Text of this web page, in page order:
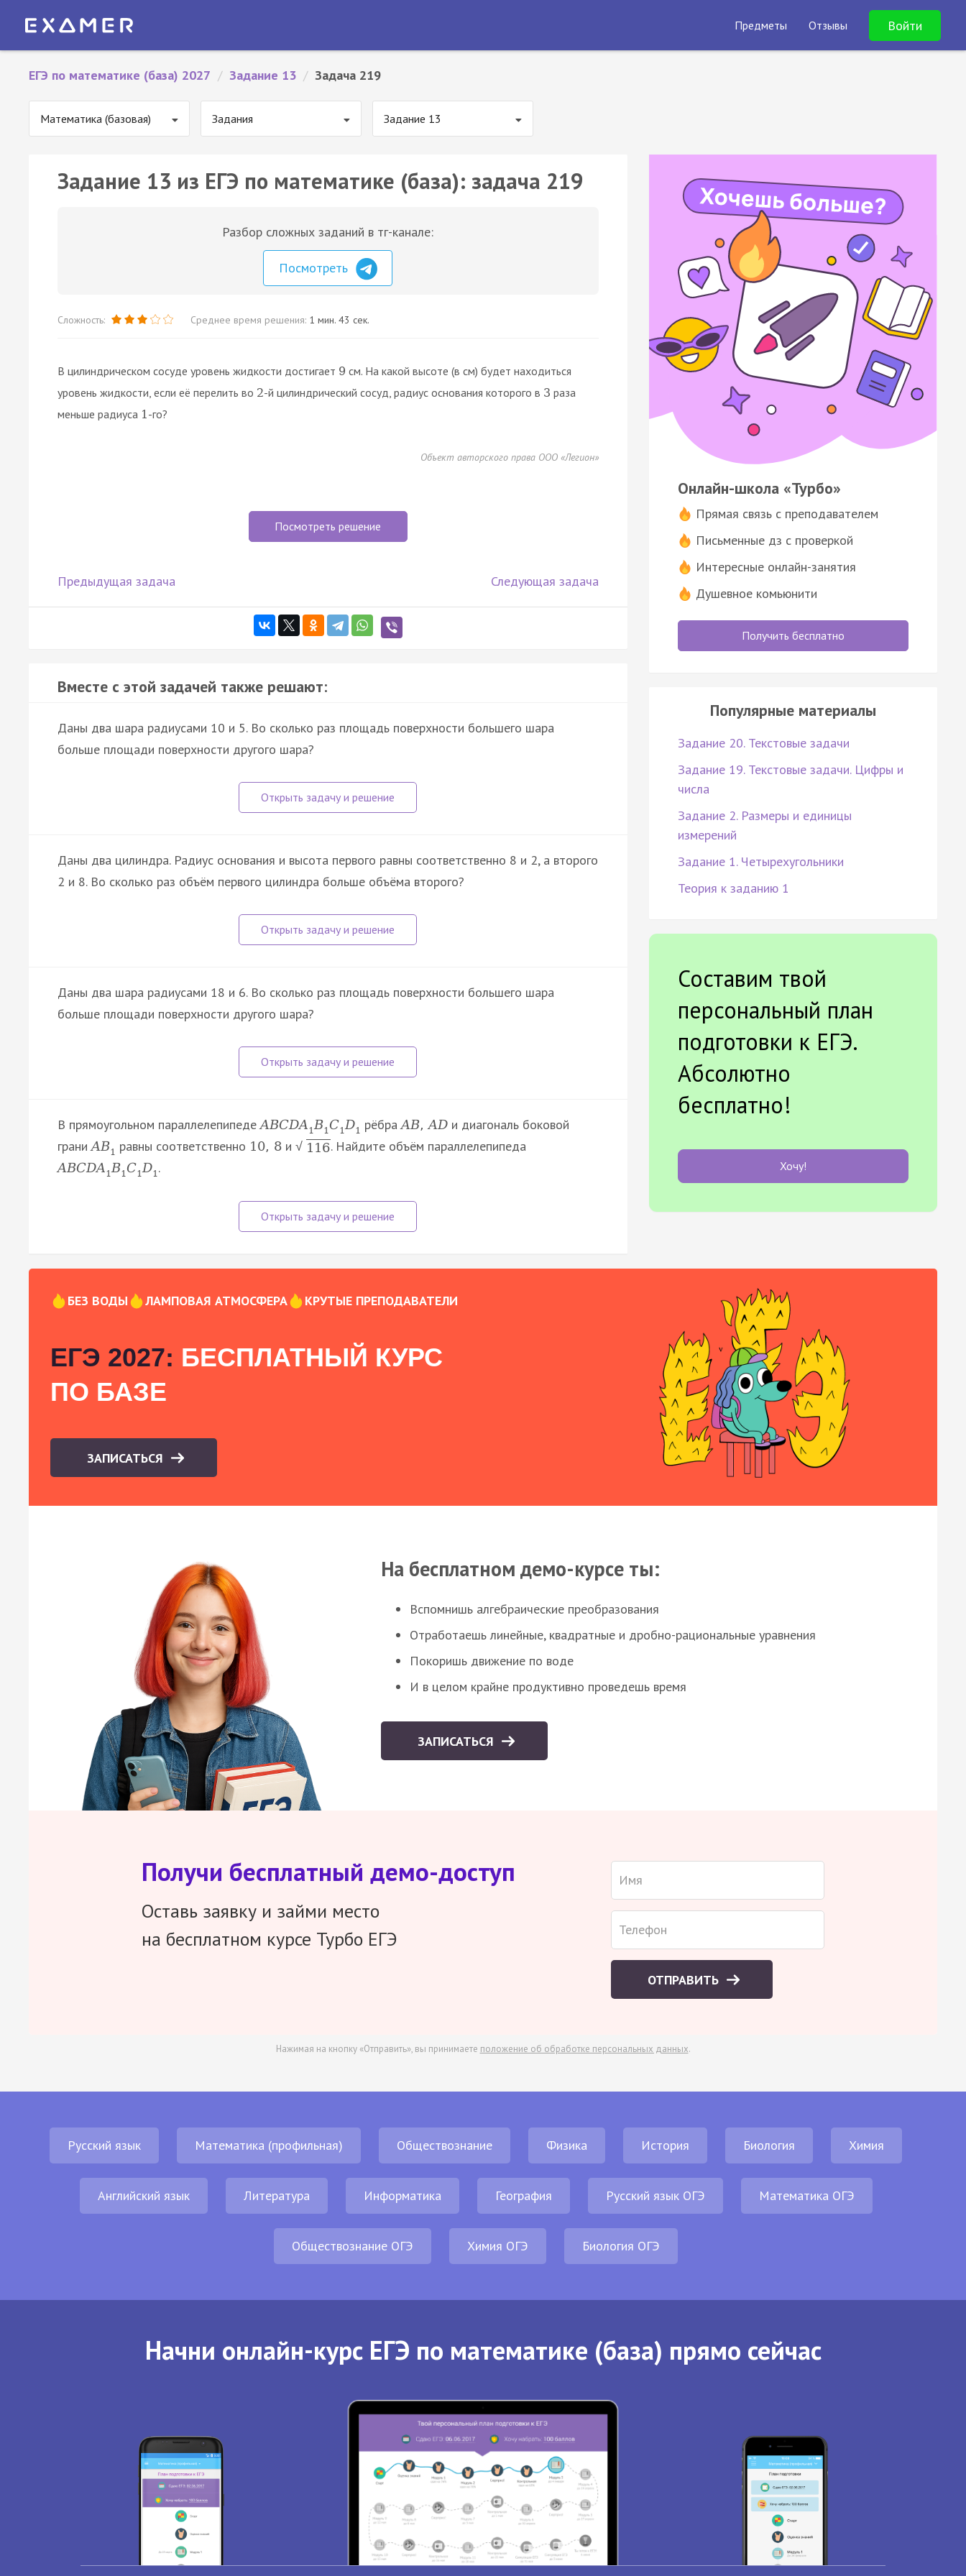
Предметы Отзывы Войти
ЕГЭ по математике (база) 2027 / Задание 13 / Задача 219
Математика (базовая) Задания Задание 13
Задание 13 из ЕГЭ по математике (база): задача 219
Разбор сложных заданий в тг-канале:
Посмотреть
Сложность: Среднее время решения: 1 мин. 43 сек.
В цилиндрическом сосуде уровень жидкости достигает 9 см. На какой высоте (в см) будет находиться
уровень жидкости, если её перелить во 2-й цилиндрический сосуд, радиус основания которого в 3 раза
меньше радиуса 1 -го?
Объект авторского права ООО «Легион»
Посмотреть решение
Предыдущая задача Следующая задача
Вместе с этой задачей также решают:
Даны два шара радиусами 10 и 5. Во сколько раз площадь поверхности большего шара
больше площади поверхности другого шара?
Даны два цилиндра. Радиус основания и высота первого равны соответственно 8 и 2, а второго
2 и 8. Во сколько раз объём первого цилиндра больше объёма второго?
Даны два шара радиусами 18 и 6. Во сколько раз площадь поверхности большего шара
больше площади поверхности другого шара?
В прямоугольном параллелепипедеABCDA 1B1C1D1 рёбраAB, ADи диагональ боковой
граниAB1 равны соответственно 10, 8и √ 116. Найдите объём параллелепипеда
ABCDA1B1C1D1.
Онлайн-школа «Турбо»
Прямая связь с преподавателем
Письменные дз с проверкой
Интересные онлайн-занятия
Душевное комьюнити
Получить бесплатно
Популярные материалы
Задание 20. Текстовые задачи
Задание 19. Текстовые задачи. Цифры и
числа
Задание 2. Размеры и единицы
измерений
Задание 1. Четырехугольники
Теория к заданию 1
Составим твой
персональный план
подготовки к ЕГЭ.
Абсолютно
бесплатно!
Хочу!
БЕЗ ВОДЫ ЛАМПОВАЯ АТМОСФЕРА КРУТЫЕ ПРЕПОДАВАТЕЛИ
ЕГЭ 2027: БЕСПЛАТНЫЙ КУРС
ПО БАЗЕ
ЗАПИСАТЬСЯ
На бесплатном демо-курсе ты:
Вспомнишь алгебраические преобразования
Отработаешь линейные, квадратные и дробно-рациональные уравнения
Покоришь движение по воде
И в целом крайне продуктивно проведешь время
ЗАПИСАТЬСЯ
Получи бесплатный демо-доступ
Оставь заявку и займи место
на бесплатном курсе Турбо ЕГЭ
ОТПРАВИТЬ
Нажимая на кнопку «Отправить», вы принимаете положение об обработке персональных данных.
Русский язык Математика (профильная) Обществознание Физика История Биология Химия
Английский язык Литература Информатика География Русский язык ОГЭ Математика ОГЭ
Обществознание ОГЭ Химия ОГЭ Биология ОГЭ
Начни онлайн-курс ЕГЭ по математике (база) прямо сейчас